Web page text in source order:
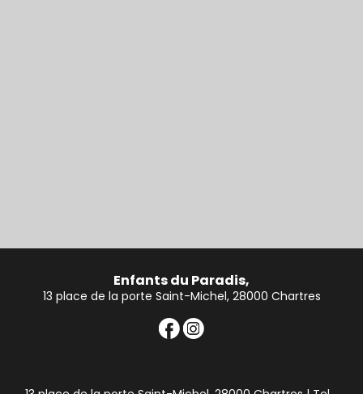
Enfants du Paradis,
13 place de la porte Saint-Michel, 28000 Chartres